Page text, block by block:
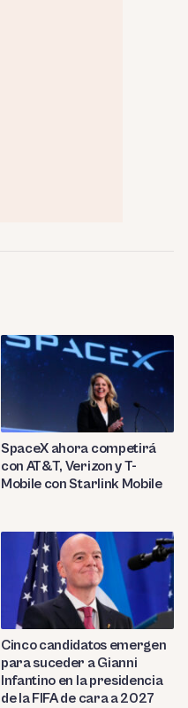
SpaceX ahora competirá
con AT&T, Verizon y T-
Mobile con Starlink Mobile
Cinco candidatos emergen
para suceder a Gianni
Infantino en la presidencia
de la FIFA de cara a 2027